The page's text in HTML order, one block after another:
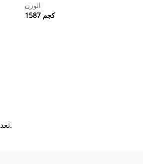
الوزن
1587 كجم
تعدد فائق للاستخدامات للقيام بعمليات إعادة المناولة، والتثبيت، والتجريف، والتدريج، والتسوية، والتفريغ.